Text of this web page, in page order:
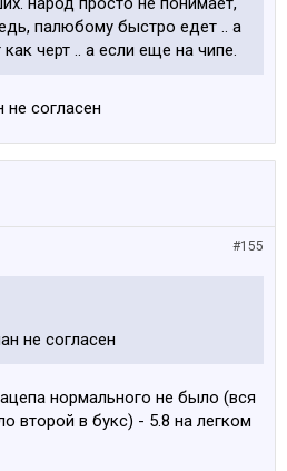
палюбому быстро едет .. а
черт .. а если еще на чипе.
не согласен
#155
не согласен
нормального не было (вся
второй в букс) - 5.8 на легком